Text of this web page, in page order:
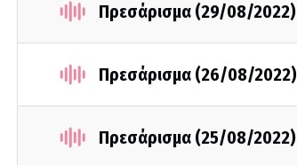
Πρεσάρισμα (29/08/2022)
Πρεσάρισμα (26/08/2022)
Πρεσάρισμα (25/08/2022)